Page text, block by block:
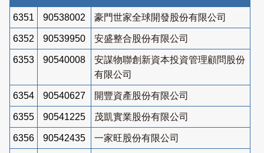
6351 90538002 豪門世家全球開發股份有限公司
6352 90539950 安盛整合股份有限公司
6353 90540008
安謀物聯創新資本投資管理顧問股份
有限公司
6354 90540627 開豐資產股份有限公司
6355 90541225 茂凱實業股份有限公司
6356 90542435 一家旺股份有限公司